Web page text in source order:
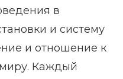
в
и систему
и отношение к
Каждый